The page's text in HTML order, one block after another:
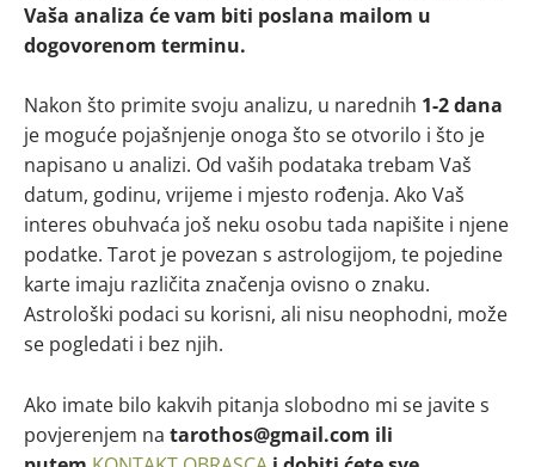
Vaša analiza će vam biti poslana mailom u
dogovorenom terminu.
Nakon što primite svoju analizu, u narednih 1-2 dana
je moguće pojašnjenje onoga što se otvorilo i što je
napisano u analizi. Od vaših podataka trebam Vaš
datum, godinu, vrijeme i mjesto rođenja. Ako Vaš
interes obuhvaća još neku osobu tada napišite i njene
podatke. Tarot je povezan s astrologijom, te pojedine
karte imaju različita značenja ovisno o znaku.
Astrološki podaci su korisni, ali nisu neophodni, može
se pogledati i bez njih.
Ako imate bilo kakvih pitanja slobodno mi se javite s
povjerenjem na tarothos@gmail.com ili